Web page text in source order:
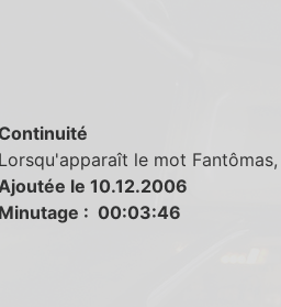
Lorsqu'apparaît le mot
Ajoutée le 10.12.2006
Minutage : 00:03:46